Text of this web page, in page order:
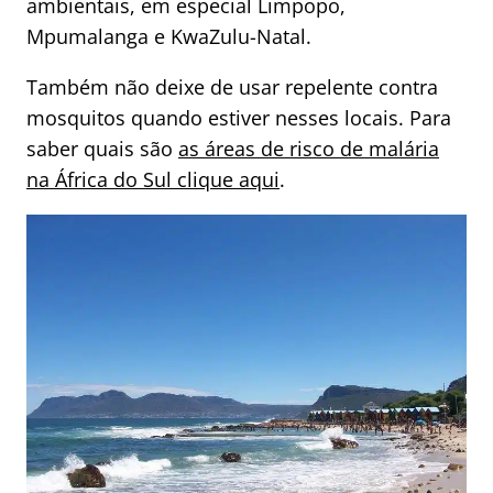
ambientais, em especial Limpopo,
Mpumalanga e KwaZulu-Natal.
Também não deixe de usar repelente contra
mosquitos quando estiver nesses locais. Para
saber quais são as áreas de risco de malária
na África do Sul clique aqui.